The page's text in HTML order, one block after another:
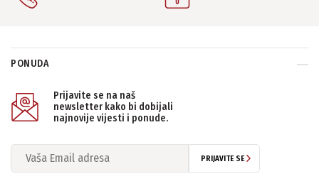
PONUDA
Prijavite se na naš
newsletter kako bi dobijali
najnovije vijesti i ponude.
PRIJAVITE SE